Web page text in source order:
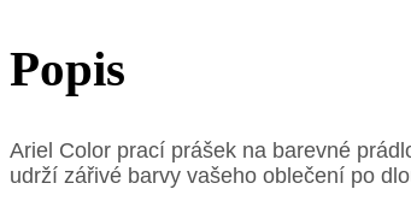
Popis
Ariel Color prací prášek na barevné
udrží zářivé barvy vašeho oblečení po